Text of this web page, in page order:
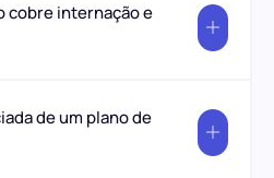
cobre internação e
de um plano de